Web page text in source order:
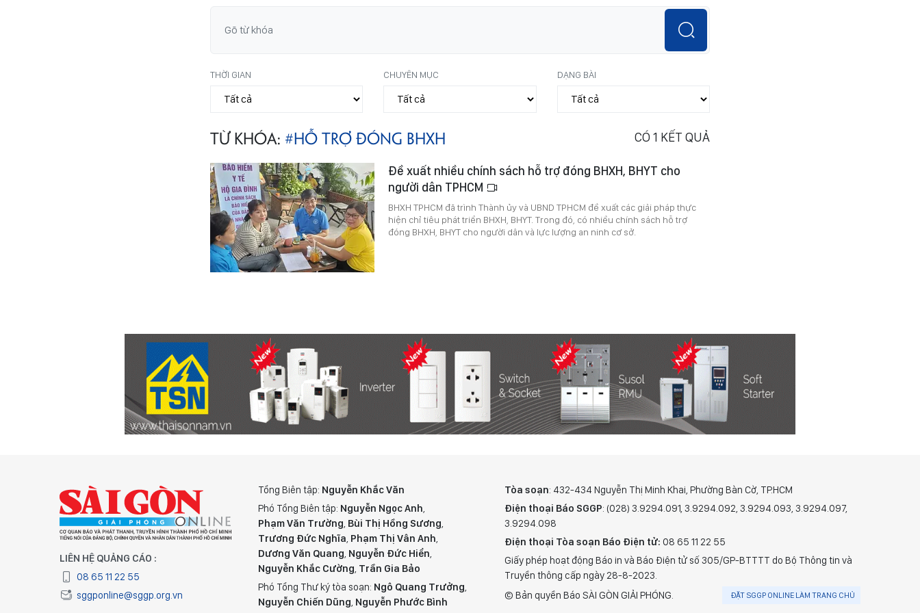
THỜI GIAN CHUYÊN MỤC DẠNG BÀI
TỪ KHÓA: #HỖ TRỢ ĐÓNG BHXH CÓ 1 KẾT QUẢ
Đề xuất nhiều chính sách hỗ trợ đóng BHXH, BHYT cho
người dân TPHCM
BHXH TPHCM đã trình Thành ủy và UBND TPHCM đề xuất các giải pháp thực
hiện chỉ tiêu phát triển BHXH, BHYT. Trong đó, có nhiều chính sách hỗ trợ
đóng BHXH, BHYT cho người dân và lực lượng an ninh cơ sở.
LIÊN HỆ QUẢNG CÁO :
08 65 11 22 55
sggponline@sggp.org.vn
Tổng Biên tập: Nguyễn Khắc Văn
Phó Tổng Biên tập: Nguyễn Ngọc Anh,
Phạm Văn Trường, Bùi Thị Hồng Sương,
Trương Đức Nghĩa, Phạm Thị Vân Anh,
Dương Văn Quang, Nguyễn Đức Hiển,
Nguyễn Khắc Cường, Trần Gia Bảo
Phó Tổng Thư ký tòa soạn: Ngô Quang Trưởng,
Nguyễn Chiến Dũng, Nguyễn Phước Bình
Tòa soạn: 432-434 Nguyễn Thị Minh Khai, Phường Bàn Cờ, TP.HCM
Điện thoại Báo SGGP: (028) 3.9294.091, 3.9294.092, 3.9294.093, 3.9294.097,
3.9294.098
Điện thoại Tòa soạn Báo Điện tử: 08 65 11 22 55
Giấy phép hoạt động Báo in và Báo Điện tử số 305/GP-BTTTT do Bộ Thông tin và
Truyền thông cấp ngày 28-8-2023.
© Bản quyền Báo SÀI GÒN GIẢI PHÓNG.
ĐẶT SGGP ONLINE LÀM TRANG CHỦ